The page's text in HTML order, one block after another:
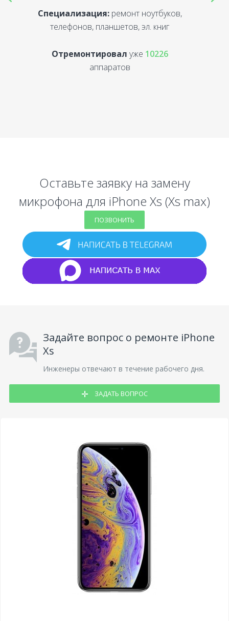
Специализация:ремонт ноутбуков,
телефонов, планшетов, эл. книг
Отремонтировал уже 10226
аппаратов
Оставьте заявку на замену
микрофона для iPhone Xs (Xs max)
ПОЗВОНИТЬ
Задайте вопрос о ремонте iPhone
Xs
Инженеры отвечают в течение рабочего дня.
ЗАДАТЬ ВОПРОС